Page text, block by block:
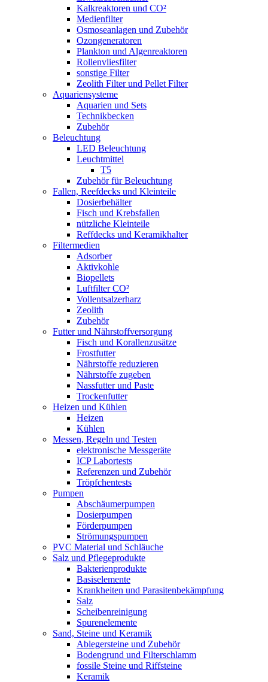
Kalkreaktoren und CO²
Medienfilter
Osmoseanlagen und Zubehör
Ozongeneratoren
Plankton und Algenreaktoren
Rollenvliesfilter
sonstige Filter
Zeolith Filter und Pellet Filter
Aquariensysteme
Aquarien und Sets
Technikbecken
Zubehör
Beleuchtung
LED Beleuchtung
Leuchtmittel
T5
Zubehör für Beleuchtung
Fallen, Reefdecks und Kleinteile
Dosierbehälter
Fisch und Krebsfallen
nützliche Kleinteile
Reffdecks und Keramikhalter
Filtermedien
Adsorber
Aktivkohle
Biopellets
Luftfilter CO²
Vollentsalzerharz
Zeolith
Zubehör
Futter und Nährstoffversorgung
Fisch und Korallenzusätze
Frostfutter
Nährstoffe reduzieren
Nährstoffe zugeben
Nassfutter und Paste
Trockenfutter
Heizen und Kühlen
Heizen
Kühlen
Messen, Regeln und Testen
elektronische Messgeräte
ICP Labortests
Referenzen und Zubehör
Tröpfchentests
Pumpen
Abschäumerpumpen
Dosierpumpen
Förderpumpen
Strömungspumpen
PVC Material und Schläuche
Salz und Pflegeprodukte
Bakterienprodukte
Basiselemente
Krankheiten und Parasitenbekämpfung
Salz
Scheibenreinigung
Spurenelemente
Sand, Steine und Keramik
Ablegersteine und Zubehör
Bodengrund und Filterschlamm
fossile Steine und Riffsteine
Keramik